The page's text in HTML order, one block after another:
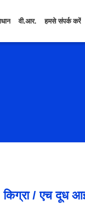
वी.आर. हमसे संपर्क करें
किग्रा / एच दूध